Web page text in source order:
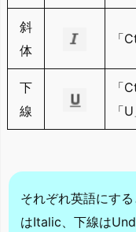
斜
体
「
下
線
「
「U
それぞれ英語にす
はItalic、下線は